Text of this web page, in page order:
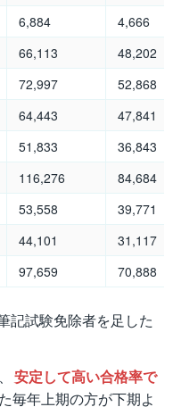
6,884
4,666
66,113
48,202
72,997
52,868
64,443
47,841
51,833
36,843
116,276
84,684
53,558
39,771
44,101
31,117
97,659 70,888
記試験免除者を足した
安定して高い合格率で
毎年上期の方が下期よ